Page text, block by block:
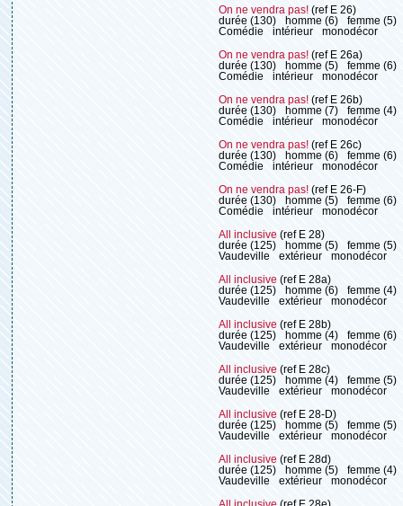
On ne vendra pas! (ref E 26)
durée (130)
homme (6)
femme (5)
Comédie
intérieur monodécor
On ne vendra pas! (ref E 26a)
durée (130)
homme (5)
femme (6)
Comédie
intérieur monodécor
On ne vendra pas! (ref E 26b)
durée (130)
homme (7)
femme (4)
Comédie
intérieur monodécor
On ne vendra pas! (ref E 26c)
durée (130)
homme (6)
femme (6)
Comédie
intérieur monodécor
On ne vendra pas! (ref E 26-F)
durée (130)
homme (5)
femme (6)
Comédie
intérieur monodécor
All inclusive (ref E 28)
durée (125)
homme (5)
femme (5)
Vaudeville
extérieur monodécor
All inclusive (ref E 28a)
durée (125)
homme (6)
femme (4)
Vaudeville
extérieur monodécor
All inclusive (ref E 28b)
durée (125)
homme (4)
femme (6)
Vaudeville
extérieur monodécor
All inclusive (ref E 28c)
durée (125)
homme (4)
femme (5)
Vaudeville
extérieur monodécor
All inclusive (ref E 28-D)
durée (125)
homme (5)
femme (5)
Vaudeville
extérieur monodécor
All inclusive (ref E 28d)
durée (125)
homme (5)
femme (4)
Vaudeville
extérieur monodécor